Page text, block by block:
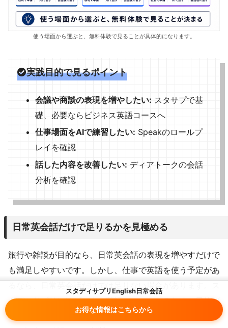
スタディサプリEnglish日常会話
お得な情報はこちらから
使う場面から選ぶと、無料体験で見ることが具体的になります。
実践目的で見るポイント
会議や商談の表現を増やしたい: スタサプで基
礎、必要ならビジネス英語コースへ
仕事場面をAIで練習したい: Speakのロールプ
レイを確認
話した内容を改善したい: ディアトークの会話
分析を確認
日常英会話だけで足りるかを見極める
旅行や雑談が目的なら、日常英会話の表現を増やすだけで
も満足しやすいです。しかし、仕事で英語を使う予定があ
るなら、日常英会話だけでは足りない場合があります。ス
タディサプリにはビジネス英語コースもあるため、目的が
仕事に寄っているなら、スタディサプリビジネス英語コー